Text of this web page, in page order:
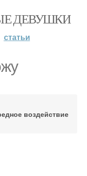
ДЕВУШКИ
статьи
воздействие